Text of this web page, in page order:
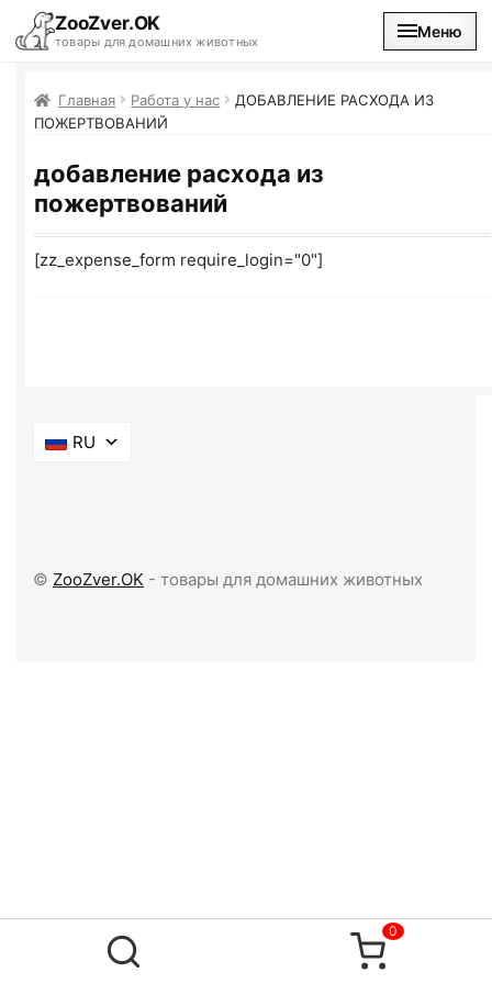
ZooZver.OK
товары для домашних животных
Меню
На главную
Каталог
Наши магазины
Вакансии
Главная Работа у нас
ДОБАВЛЕНИЕ РАСХОДА ИЗ
ПОЖЕРТВОВАНИЙ
добавление расхода из
пожертвований
[zz_expense_form require_login="0"]
RU
© ZooZver.OK - товары для домашних животных
0